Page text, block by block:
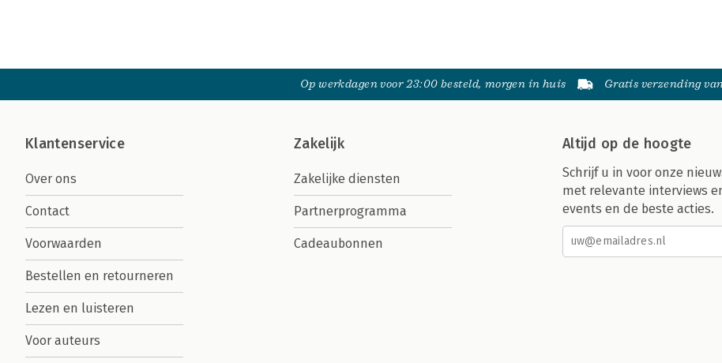
Op werkdagen voor 23:00 besteld, morgen in huis Gratis verzending
Klantenservice
Over ons
Contact
Voorwaarden
Bestellen en retourneren
Lezen en luisteren
Voor auteurs
Zakelijk
Zakelijke diensten
Partnerprogramma
Cadeaubonnen
Altijd op de hoogte
Schrijf u in voor onze
met relevante interviews
events en de beste acties.